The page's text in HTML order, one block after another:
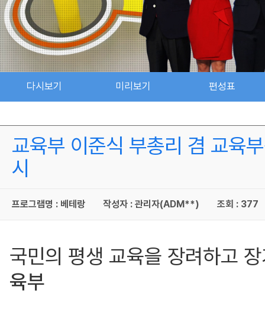
다시보기 미리보기 편성표
교육부 이준식 부총리 겸 교육
시
프로그램명 : 베테랑 작성자 : 관리자(ADM**) 조회 : 377
국민의 평생 교육을 장려하고
육부